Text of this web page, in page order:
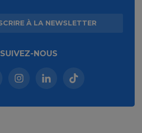
À LA NEWSLETTER
SUIVEZ-NOUS
(nouvelle fenêtre)
Instagram (nouvelle fenêtre)
Linkedin (nouvelle
Tiktok (nouvelle